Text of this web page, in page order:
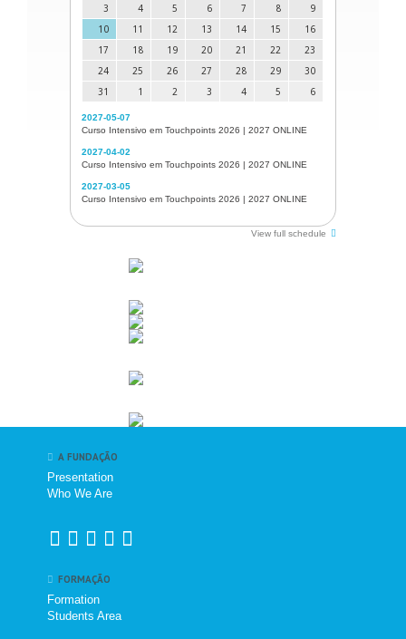
3
4 5 6 7 8
9
10
11 12 13 14 15
16
17
18 19 20 21 22
23
24
25 26 27 28 29
30
31
1 2 3 4 5 6
2027-05-07
Curso Intensivo em Touchpoints 2026 | 2027 ONLINE
2027-04-02
Curso Intensivo em Touchpoints 2026 | 2027 ONLINE
2027-03-05
Curso Intensivo em Touchpoints 2026 | 2027 ONLINE
View full schedule
A FUNDAÇÃO
Presentation
Who We Are
FORMAÇÃO
Formation
Students Area